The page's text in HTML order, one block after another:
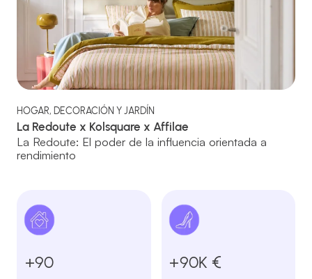
HOGAR, DECORACIÓN Y JARDÍN
La Redoute x Kolsquare x Affilae
La Redoute: El poder de la influencia orientada a
rendimiento
+90 +90K €